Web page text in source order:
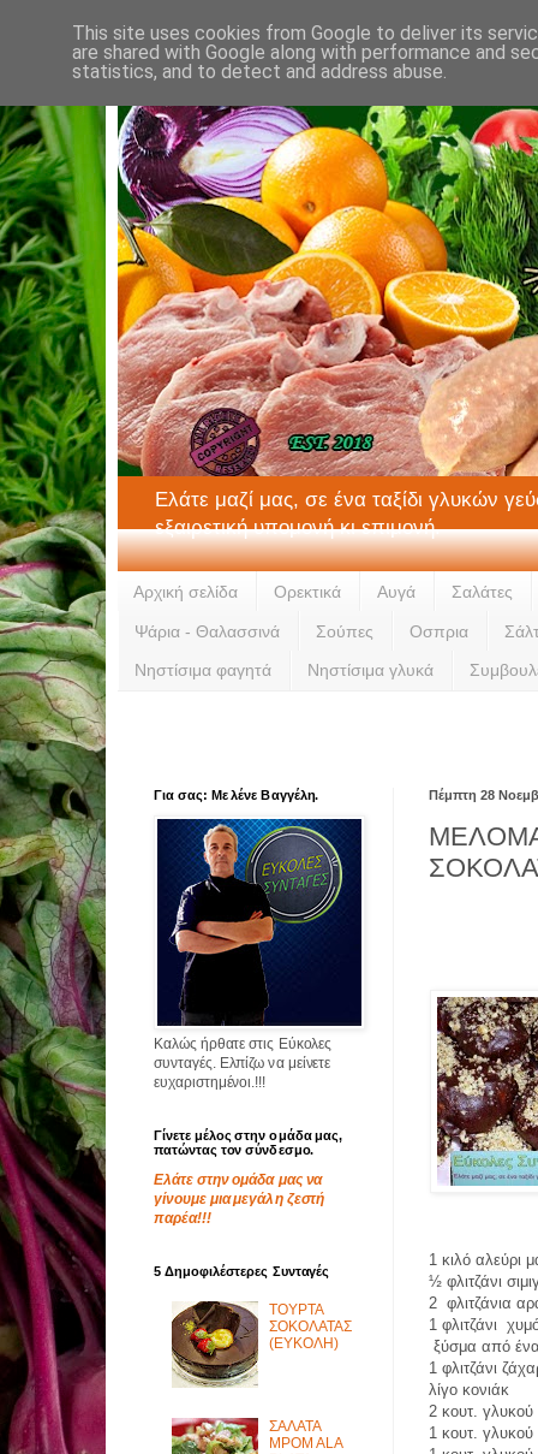
Ελάτε μαζί μας, σε ένα ταξίδι γλυκών
εξαιρετική υπομονή κι επιμονή.
Αρχική σελίδα Ορεκτικά Αυγά Σαλάτες
Ψάρια - Θαλασσινά Σούπες Οσπρια
Νηστίσιμα φαγητά Νηστίσιμα γλυκά
Πέμπτη 28
1 κιλό αλεύρι
½ φλιτζάνι
2 φλιτζάνια
1 φλιτζάνι
ξύσμα από
1 φλιτζάνι
λίγο κονιάκ
2 κουτ.
1 κουτ.
Για σας: Με λένε Βαγγέλη.
Καλώς ήρθατε στις Εύκολες
συνταγές. Ελπίζω να μείνετε
ευχαριστημένοι.!!!
Γίνετε μέλος στην ομάδα μας,
πατώντας τον σύνδεσμο.
Ελάτε στην ομάδα μας να
γίνουμε μια μεγάλη ζεστή
παρέα!!!
5 Δημοφιλέστερες Συνταγές
ΤΟΥΡΤΑ
ΣΟΚΟΛΑΤΑΣ
(ΕΥΚΟΛΗ)
ΣΑΛΑΤΑ
MPOM ALA
This site uses cookies from Google to deliver its
are shared with Google along with performance and
statistics, and to detect and address abuse.